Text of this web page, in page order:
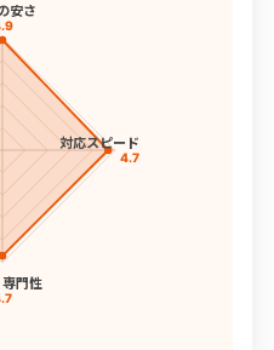
安さ
対応スピード
4.7
門性